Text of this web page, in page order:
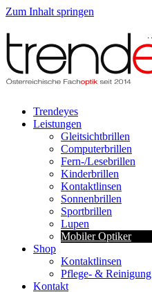
Zum Inhalt springen
Trendeyes
Leistungen
Gleitsichtbrillen
Computerbrillen
Fern-/Lesebrillen
Kinderbrillen
Kontaktlinsen
Sonnenbrillen
Sportbrillen
Lupen
Mobiler Optiker
Shop
Kontaktlinsen
Pflege- & Reinigung
Kontakt